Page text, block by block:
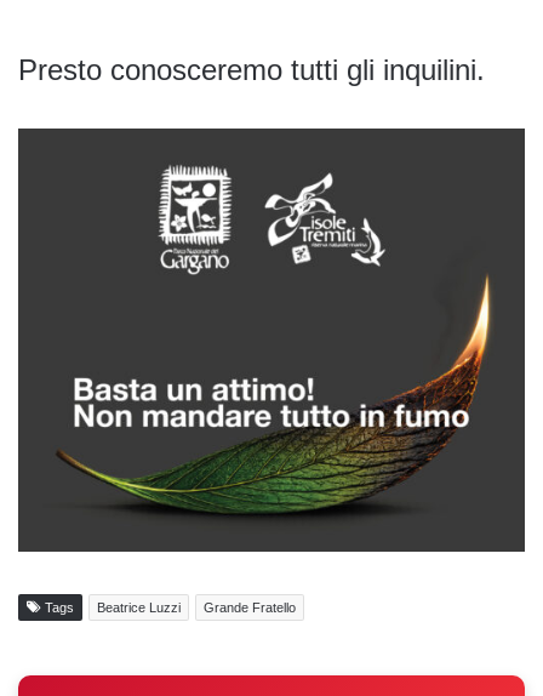
Presto conosceremo tutti gli inquilini.
Tags Beatrice Luzzi Grande Fratello